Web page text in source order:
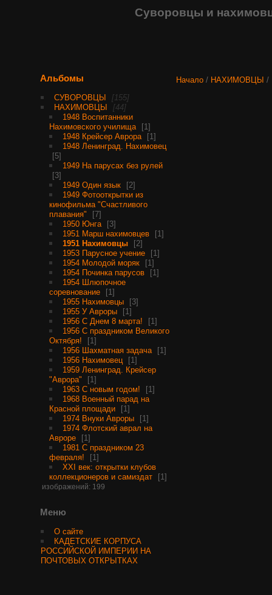
Суворовцы и
Альбомы
СУВОРОВЦЫ
155
НАХИМОВЦЫ
44
1948 Воспитанники
Нахимовского училища
1
1948 Крейсер Аврора
1
1948 Ленинград. Нахимовец
5
1949 На парусах без рулей
3
1949 Один язык
2
1949 Фотооткрытки из
кинофильма "Счастливого
плавания"
7
1950 Юнга
3
1951 Марш нахимовцев
1
1951 Нахимовцы
2
1953 Парусное учение
1
1954 Молодой моряк
1
1954 Починка парусов
1
1954 Шлюпочное
соревнование
1
1955 Нахимовцы
3
1955 У Авроры
1
1956 С Днем 8 марта!
1
1956 С праздником Великого
Октября!
1
1956 Шахматная задача
1
1956 Нахимовец
1
1959 Ленинград. Крейсер
"Аврора"
1
1963 С новым годом!
1
1968 Военный парад на
Красной площади
1
1974 Внуки Авроры
1
1974 Флотский аврал на
Авроре
1
1981 С праздником 23
февраля!
1
XXI век: открытки клубов
коллекционеров и самиздат
1
изображений: 199
Меню
О сайте
КАДЕТСКИЕ КОРПУСА
РОССИЙСКОЙ ИМПЕРИИ НА
ПОЧТОВЫХ ОТКРЫТКАХ
Начало / НАХИМОВЦЫ /